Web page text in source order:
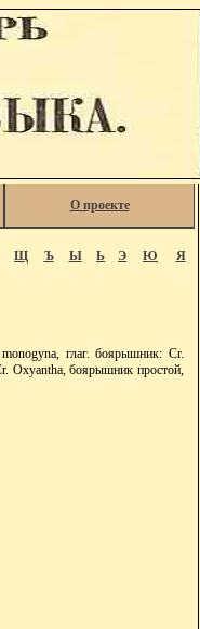
О проекте
Щ Ъ Ы Ь Э Ю Я
глаг. боярышник: Cr.
Oxyantha, боярышник простой,